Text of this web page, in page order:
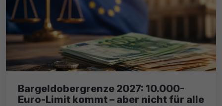
Bargeldobergrenze 2027: 10.000-
Euro-Limit kommt – aber nicht für alle